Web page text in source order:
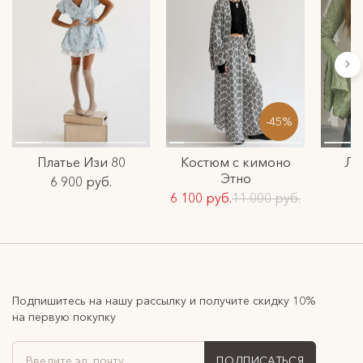
Платье Изи 80
6 900 руб.
-45%
Костюм с кимоно
Этно
6 100 руб.11 000 руб.
Подпишитесь на нашу рассылку и получите скидку 10%
на первую покупку